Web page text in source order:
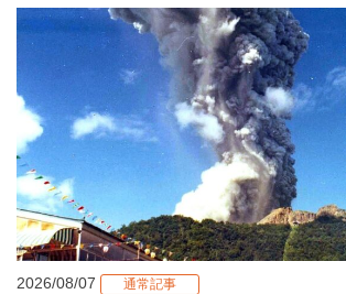
2026/08/07 通常記事